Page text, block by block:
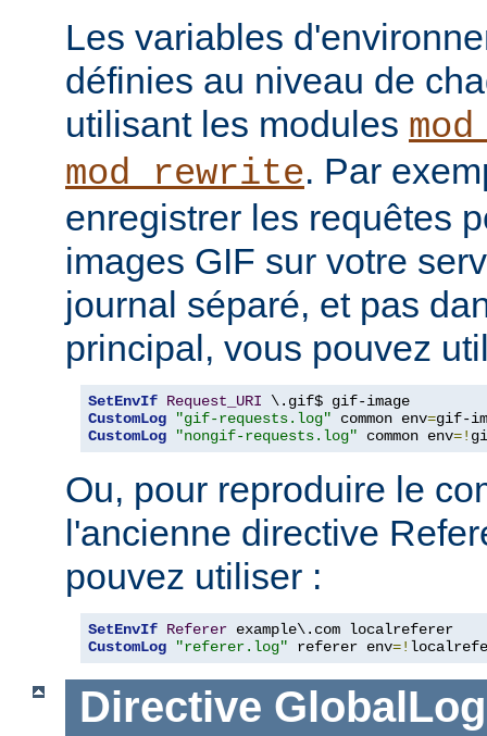
Les variables
définies au niveau de
utilisant les modules
mod_rewrite. Par
enregistrer les requêtes
images GIF sur votre
journal séparé, et pas
principal, vous pouvez
SetEnvIf Request_URI
CustomLog
"gif-requests.log" common env=
CustomLog
"nongif-requests.log" common env=!
Ou, pour reproduire le
l'ancienne directive
pouvez utiliser :
SetEnvIf Referer
CustomLog
"referer.log" referer env=!
Directive GlobalLog